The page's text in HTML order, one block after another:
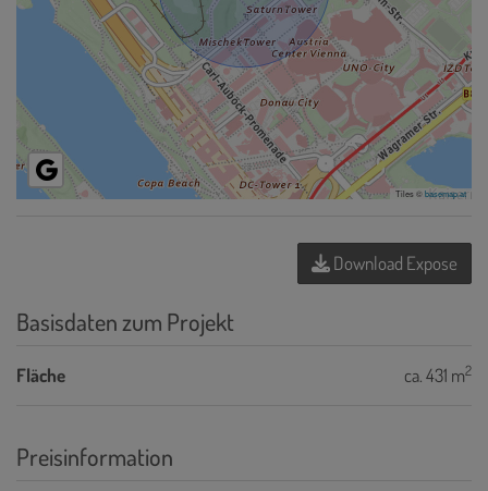
Tiles ©basemap.at
Download Expose
Basisdaten zum Projekt
Fläche ca. 431 m2
Preisinformation